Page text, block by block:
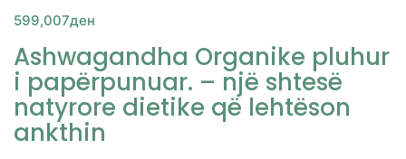
599,007ден
Ashwagandha Organike pluhur
i papërpunuar. – një shtesë
natyrore dietike që lehtëson
ankthin